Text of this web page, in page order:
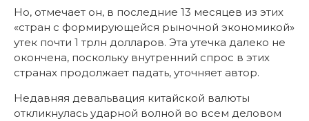
Но, отмечает он, в последние 13 месяцев из этих
«стран с формирующейся рыночной экономикой»
утек почти 1 трлн долларов. Эта утечка далеко не
окончена, поскольку внутренний спрос в этих
странах продолжает падать, уточняет автор.
Недавняя девальвация китайской валюты
откликнулась ударной волной во всем деловом